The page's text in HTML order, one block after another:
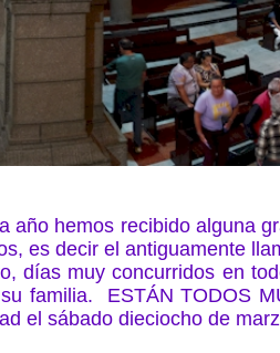
año hemos recibido alguna
es decir el antiguamente
días muy concurridos en
familia. ESTÁN TODOS
el sábado dieciocho de